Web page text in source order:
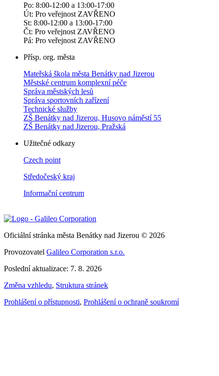
Po: 8:00-12:00 a 13:00-17:00
Út: Pro veřejnost ZAVŘENO
St: 8:00-12:00 a 13:00-17:00
Čt: Pro veřejnost ZAVŘENO
Pá: Pro veřejnost ZAVŘENO
Přísp. org. města
Mateřská škola města Benátky nad Jizerou
Městské centrum komplexní péče
Správa městských lesů
Správa sportovních zařízení
Technické služby
ZŠ Benátky nad Jizerou, Husovo náměstí 55
ZŠ Benátky nad Jizerou, Pražská
Užitečné odkazy
Czech point
Středočeský kraj
Informační centrum
Oficiální stránka města Benátky nad Jizerou © 2026
Provozovatel Galileo Corporation s.r.o.
Poslední aktualizace: 7. 8. 2026
Změna vzhledu, Struktura stránek
Prohlášení o přístupnosti, Prohlášení o ochraně soukromí